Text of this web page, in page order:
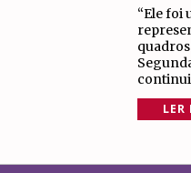
“Ele foi
LER